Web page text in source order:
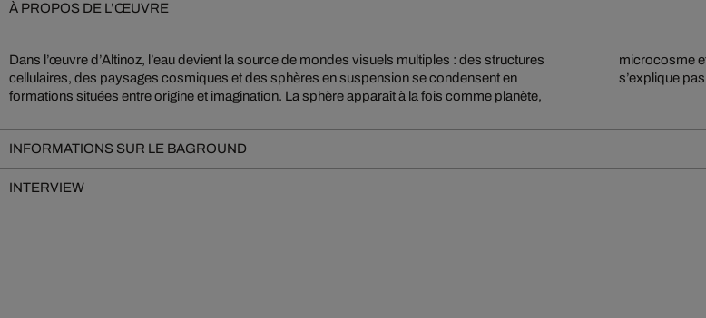
À PROPOS DE L’ŒUVRE
Dans l’œuvre d’Altinoz, l’eau devient la source de mondes visuels multiples : des structures
cellulaires, des paysages cosmiques et des sphères en suspension se condensent en
formations situées entre origine et imagination. La sphère apparaît à la fois comme planète,
microcosme et soi - un symbole d’unité, de transformation et d’individualité, dont le sens ne
s’explique
INFORMATIONS SUR LE BAGROUND
INTERVIEW